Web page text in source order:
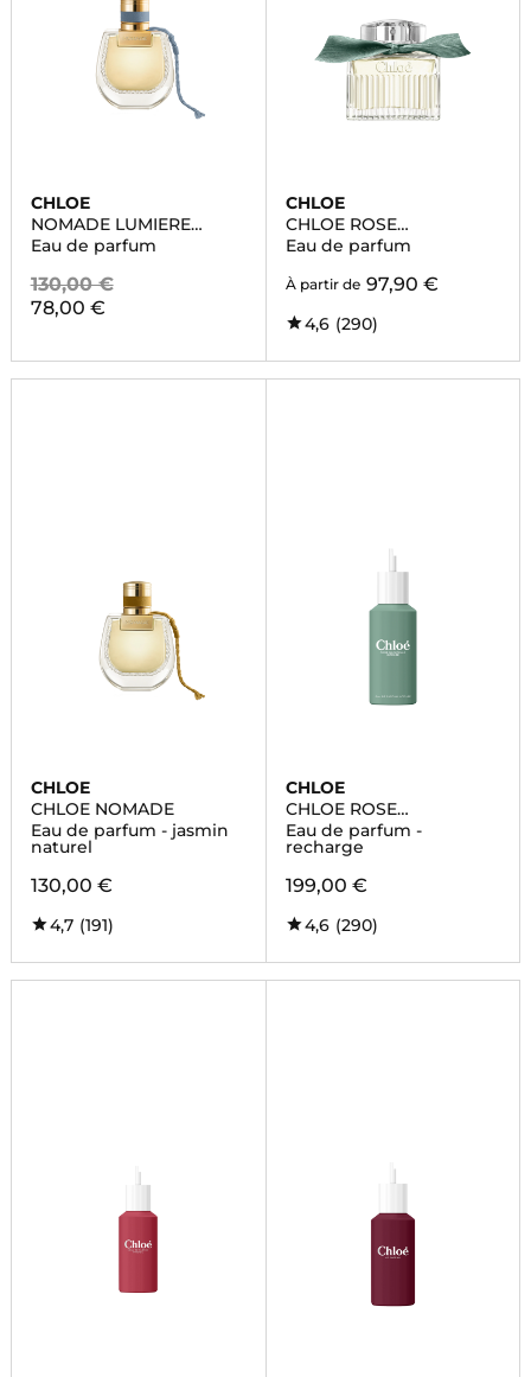
CHLOE
NOMADE LUMIERE
D'EGYPTE
Eau de parfum
130,00 €
78,00 €
CHLOE
CHLOE ROSE
NATURELLE INTENSE
Eau de parfum
À partir de 97,90 €
4,6 (290)
CHLOE
CHLOE NOMADE
Eau de parfum - jasmin
naturel
130,00 €
4,7 (191)
CHLOE
CHLOE ROSE
NATURELLE INTENSE
Eau de parfum -
recharge
199,00 €
4,6 (290)